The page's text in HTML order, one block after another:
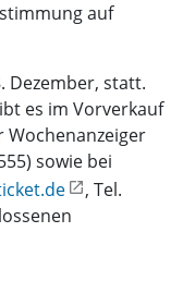
auf
Dezember, statt.
es im Vorverkauf
Wochenanzeiger
sowie bei
, Tel.